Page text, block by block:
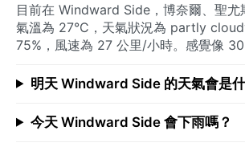
目前在 Windward Side，博奈爾、聖尤
氣溫為 27°C，天氣狀況為 partly
75%，風速為 27 公里/小時。感覺像
明天 Windward Side 的天氣會是
今天 Windward Side 會下雨嗎？